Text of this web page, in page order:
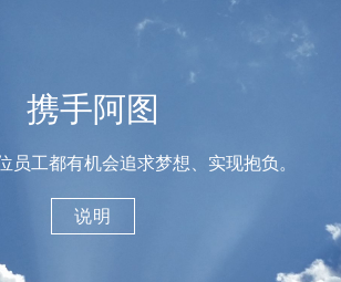
携手阿图
员工都有机会追求梦想、实现抱负。
说明